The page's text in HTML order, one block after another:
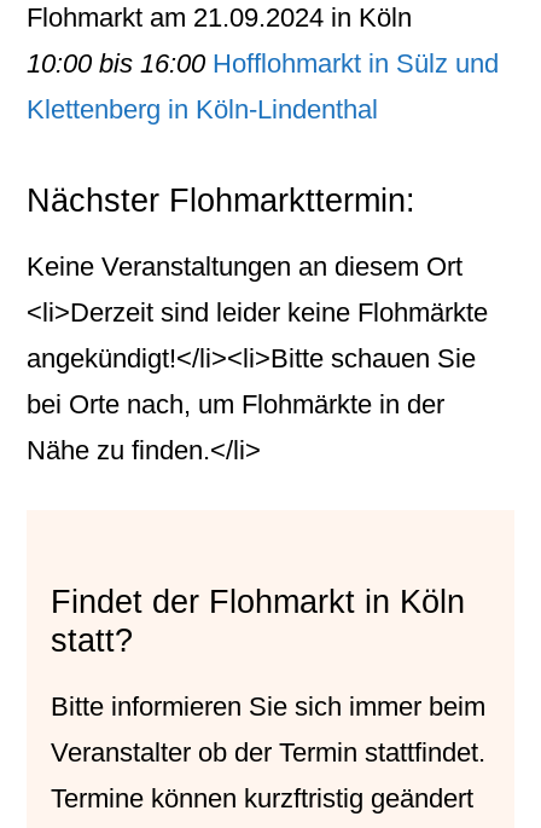
Flohmarkt am 21.09.2024 in Köln
10:00 bis 16:00 Hofflohmarkt in Sülz und
Klettenberg in Köln-Lindenthal
Nächster Flohmarkttermin:
Keine Veranstaltungen an diesem Ort
<li>Derzeit sind leider keine Flohmärkte
angekündigt!</li><li>Bitte schauen Sie
bei Orte nach, um Flohmärkte in der
Nähe zu finden.</li>
Findet der Flohmarkt in Köln
statt?
Bitte informieren Sie sich immer beim
Veranstalter ob der Termin stattfindet.
Termine können kurzftristig geändert